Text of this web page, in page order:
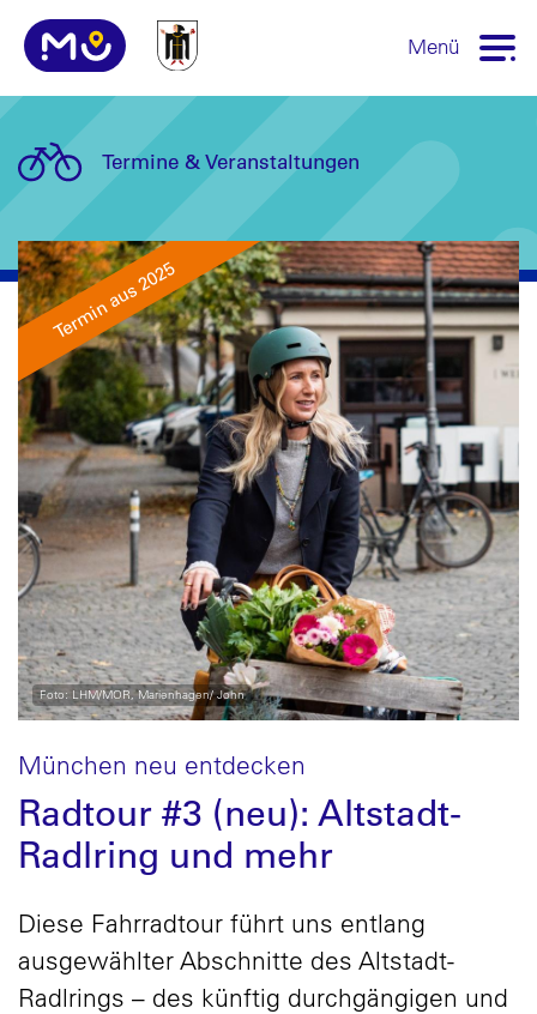
Menü
Termine & Veranstaltungen
München neu entdecken
Radtour #3 (neu): Altstadt-
Radlring und mehr
Diese Fahrradtour führt uns entlang
ausgewählter Abschnitte des Altstadt-
Radlrings – des künftig durchgängigen und
Foto: LHM/MOR, Marienhagen/ John
Termin aus 2025